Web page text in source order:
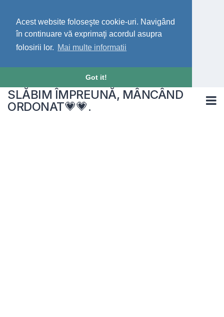
Acest website foloseşte cookie-uri. Navigând
în continuare vă exprimaţi acordul asupra
folosirii lor. Mai multe informatii
Got it!
SLĂBIM ÎMPREUNĂ, MÂNCÂND
ORDONAT💗💗.